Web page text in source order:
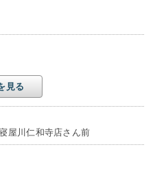
見る
屋川仁和寺店さん前